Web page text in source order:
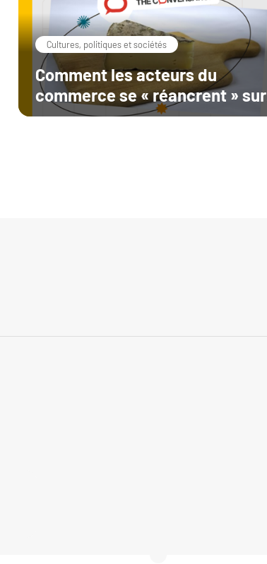
Cultures, politiques et sociétés
Comment les acteurs du
commerce se « réancrent » sur
le territoire